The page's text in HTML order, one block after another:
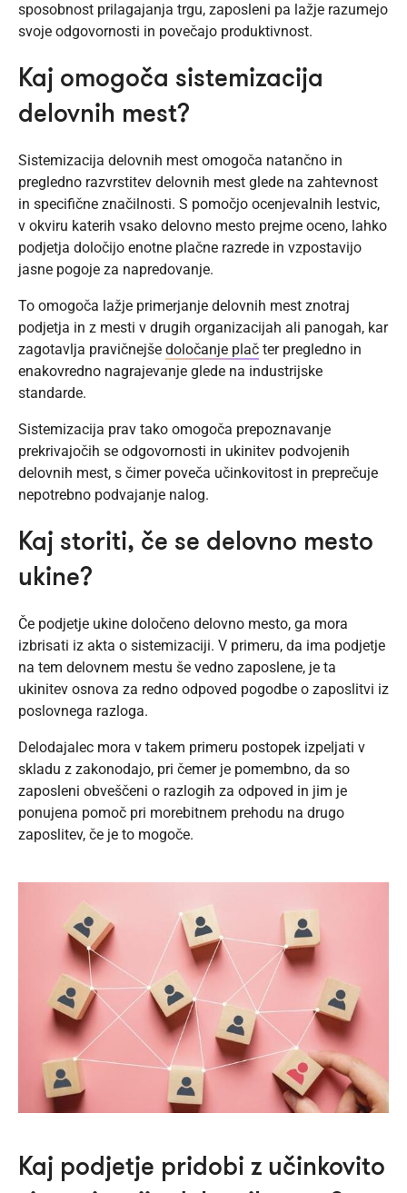
sposobnost prilagajanja trgu, zaposleni pa lažje razumejo
svoje odgovornosti in povečajo produktivnost.
Kaj omogoča sistemizacija
delovnih mest?
Sistemizacija delovnih mest omogoča natančno in
pregledno razvrstitev delovnih mest glede na zahtevnost
in specifične značilnosti. S pomočjo ocenjevalnih lestvic,
v okviru katerih vsako delovno mesto prejme oceno, lahko
podjetja določijo enotne plačne razrede in vzpostavijo
jasne pogoje za napredovanje.
To omogoča lažje primerjanje delovnih mest znotraj
podjetja in z mesti v drugih organizacijah ali panogah, kar
zagotavlja pravičnejše določanje plač ter pregledno in
enakovredno nagrajevanje glede na industrijske
standarde.
Sistemizacija prav tako omogoča prepoznavanje
prekrivajočih se odgovornosti in ukinitev podvojenih
delovnih mest, s čimer poveča učinkovitost in preprečuje
nepotrebno podvajanje nalog.
Kaj storiti, če se delovno mesto
ukine?
Če podjetje ukine določeno delovno mesto, ga mora
izbrisati iz akta o sistemizaciji. V primeru, da ima podjetje
na tem delovnem mestu še vedno zaposlene, je ta
ukinitev osnova za redno odpoved pogodbe o zaposlitvi iz
poslovnega razloga.
Delodajalec mora v takem primeru postopek izpeljati v
skladu z zakonodajo, pri čemer je pomembno, da so
zaposleni obveščeni o razlogih za odpoved in jim je
ponujena pomoč pri morebitnem prehodu na drugo
zaposlitev, če je to mogoče.
Kaj podjetje pridobi z učinkovito